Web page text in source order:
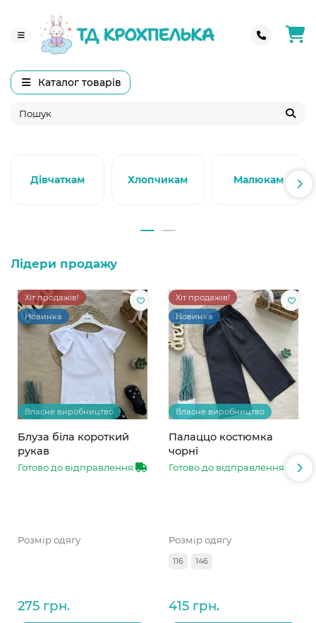
Каталог товарів
Дівчаткам Хлопчикам Малюкам
Лідери продажу
Хіт продажів!
Новинка
Власне виробництво
Блуза біла короткий
рукав
Готово до відправлення
Розмір одягу
275 грн.
Хіт продажів!
Новинка
Власне виробництво
Палаццо костюмка
чорні
Готово до відправлення
Розмір одягу
116 146
415 грн.